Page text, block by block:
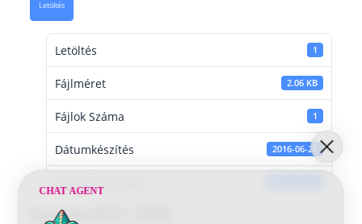
Letöltés
Letöltés 1
Fájlméret 2.06 KB
Fájlok Száma 1
Dátumkészítés 2016-06-21
Suzuki ZCC HYD
CHAT AGENT